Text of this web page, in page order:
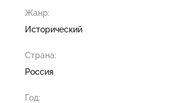
Жанр:
Исторический
Страна:
Россия
Год: